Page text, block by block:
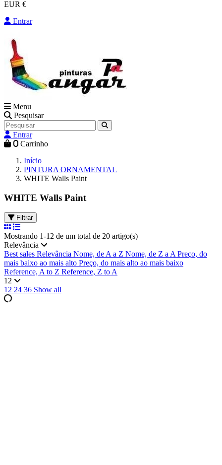
EUR €
Entrar
Menu
Pesquisar
Entrar
0 Carrinho
Início
PINTURA ORNAMENTAL
WHITE Walls Paint
WHITE Walls Paint
Filtrar
Mostrando 1-12 de um total de 20 artigo(s)
Relevância
Best sales Relevância Nome, de A a Z Nome, de Z a APreço, do
mais baixo ao mais alto Preço, do mais alto ao mais baixo
Reference, A to Z Reference, Z to A
12
12 24 36 Show all